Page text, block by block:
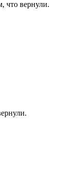
что вернули.